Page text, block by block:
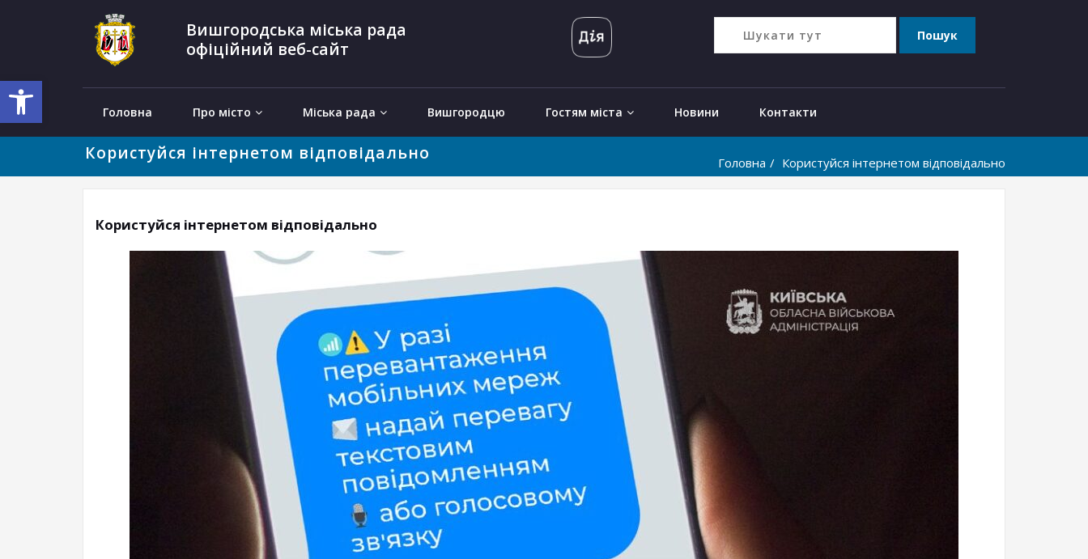
Відкрити Панель інструментів
Вишгородська міська рада
офіційний веб-сайт
Головна Про місто Міська рада Вишгородцю Гостям міста Новини Контакти
Користуйся інтернетом відповідально Головна Користуйся інтернетом відповідально
Користуйся інтернетом відповідально